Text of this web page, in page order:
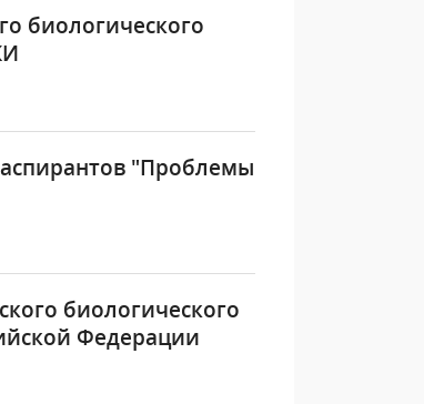
биологического
"Проблемы
биологического
Федерации